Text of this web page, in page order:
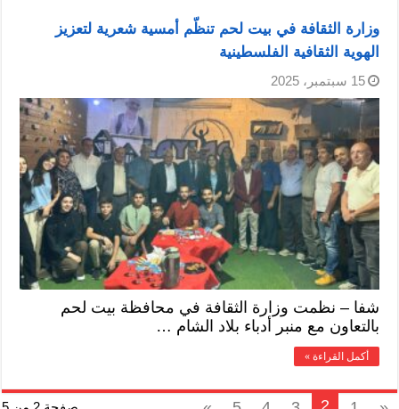
وزارة الثقافة في بيت لحم تنظّم أمسية شعرية لتعزيز
الهوية الثقافية الفلسطينية
15 سبتمبر، 2025
شفا – نظمت وزارة الثقافة في محافظة بيت لحم
بالتعاون مع منبر أدباء بلاد الشام …
أكمل القراءة »